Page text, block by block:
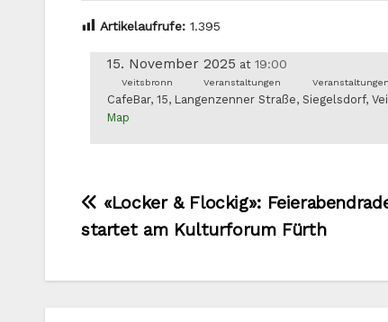
Artikelaufrufe: 1.395
15. November 2025 at 19:00
Veitsbronn Veranstaltungen
CafeBar, 15, Langenzenner Straße, Siegelsdorf,
Map
Beitragsnavigation
«Locker & Flockig»:
startet am Kulturforum Fürth